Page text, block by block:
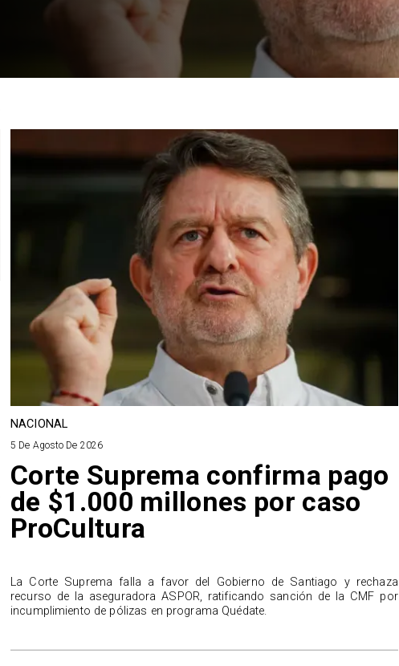
NACIONAL
5 De Agosto De 2026
Corte Suprema confirma pago
de $1.000 millones por caso
ProCultura
La Corte Suprema falla a favor del Gobierno de Santiago y rechaza
recurso de la aseguradora ASPOR, ratificando sanción de la CMF por
incumplimiento de pólizas en programa Quédate.